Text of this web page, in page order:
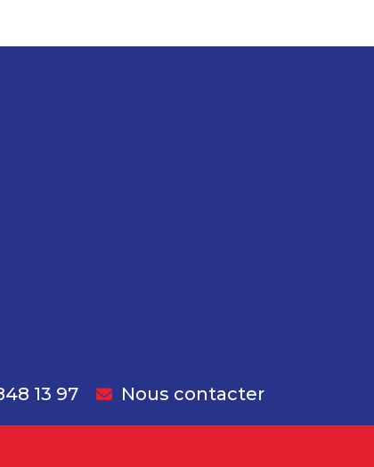
13 97 Nous contacter